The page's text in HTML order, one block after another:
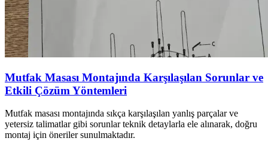
Mutfak Masası Montajında Karşılaşılan Sorunlar ve
Etkili Çözüm Yöntemleri
Mutfak masası montajında sıkça karşılaşılan yanlış parçalar ve
yetersiz talimatlar gibi sorunlar teknik detaylarla ele alınarak, doğru
montaj için öneriler sunulmaktadır.